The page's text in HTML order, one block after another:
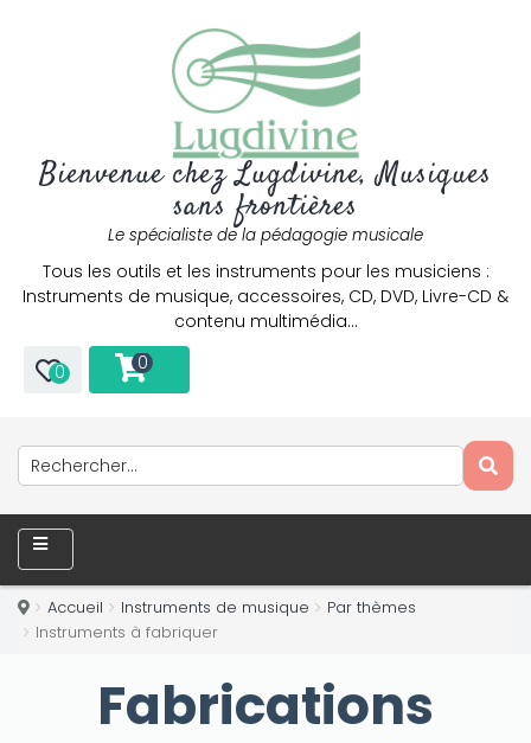
Bienvenue chez Lugdivine, Musiques
sans frontières
Le spécialiste de la pédagogie musicale
Tous les outils et les instruments pour les musiciens :
Instruments de musique, accessoires, CD, DVD, Livre-CD &
contenu multimédia…
0 0
Accueil Instruments de musique
Par thèmes
Instruments à fabriquer
Fabrications